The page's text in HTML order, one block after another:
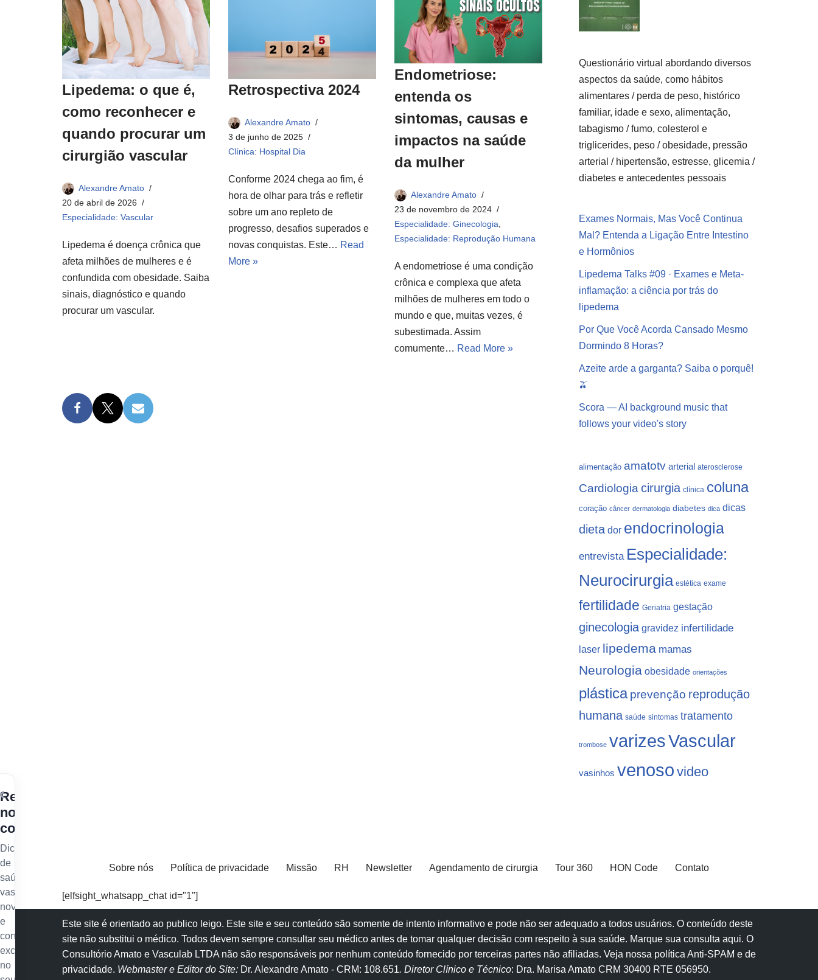
Lipedema: o que é,
como reconhecer e
quando procurar um
cirurgião vascular
Alexandre Amato
20 de abril de 2026
Especialidade: Vascular
Lipedema é doença crônica que
afeta milhões de mulheres e é
confundida com obesidade. Saiba
sinais, diagnóstico e quando
procurar um vascular.
Retrospectiva 2024
Alexandre Amato
3 de junho de 2025
Clínica: Hospital Dia
Conforme 2024 chega ao fim, é
hora de olhar para trás e refletir
sobre um ano repleto de
progresso, desafios superados e
novas conquistas. Este… Read
More »
Endometriose:
entenda os
sintomas, causas e
impactos na saúde
da mulher
Alexandre Amato
23 de novembro de 2024
Especialidade: Ginecologia
Especialidade: Reprodução Humana
A endometriose é uma condição
crônica e complexa que afeta
milhões de mulheres em todo o
mundo e que, muitas vezes, é
subestimada. Assim
comumente… Read More »
Questionário virtual abordando diversos
aspectos da saúde, como hábitos
alimentares / perda de peso, histórico
familiar, idade e sexo, alimentação,
tabagismo / fumo, colesterol e
triglicerides, peso / obesidade, pressão
arterial / hipertensão, estresse, glicemia /
diabetes e antecedentes pessoais
Exames Normais, Mas Você Continua
Mal? Entenda a Ligação Entre Intestino
e Hormônios
Lipedema Talks #09 · Exames e Meta-
inflamação: a ciência por trás do
lipedema
Por Que Você Acorda Cansado Mesmo
Dormindo 8 Horas?
Azeite arde a garganta? Saiba o porquê!
🫒
Scora — AI background music that
follows your video's story
alimentação amatotv arterial aterosclerose
Cardiologia cirurgia clínica coluna
coração câncer dermatologia diabetes dica dicas
dieta dor endocrinologia
entrevista Especialidade:
Neurocirurgia estética exame
fertilidade Geriatria gestação
ginecologia gravidez infertilidade
laser lipedema mamas
Neurologia obesidade orientações
plástica prevenção reprodução
humana saúde sintomas tratamento
trombose varizesVascular
vasinhos venoso video
Sobre nós Política de privacidade Missão RH Newsletter Agendamento de cirurgia Tour 360 HON Code Contato
[elfsight_whatsapp_chat id="1"]
Este site é orientado ao publico leigo. Este site e seu conteúdo são somente de intento informativo e pode não ser adequado a todos usuários. O conteúdo deste
site não substitui o médico. Todos devem sempre consultar seu médico antes de tomar qualquer decisão com respeito à sua saúde. Marque sua consulta aqui. O
Consultório Amato e Vasculab LTDA não são responsáveis por nenhum conteúdo fornecido por terceiras partes não afiliadas. Veja nossa política Anti-SPAM e de
privacidade. Webmaster e Editor do Site: Dr. Alexandre Amato - CRM: 108.651. Diretor Clínico e Técnico: Dra. Marisa Amato CRM 30400 RTE 056950.
Receba
nossos
conteúdos
Dicas
de
saúde
vascular,
novidades
e
conteúdo
exclusivo
no